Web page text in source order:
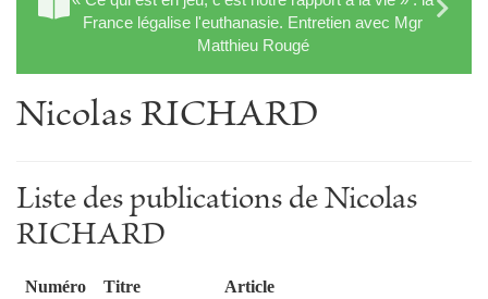
France légalise l'euthanasie. Entretien avec Mgr
Matthieu Rougé
Nicolas RICHARD
Liste des publications de Nicolas
RICHARD
Numéro Titre Article